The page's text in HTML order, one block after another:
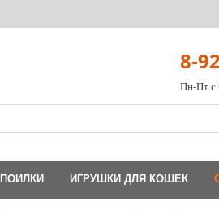
8-
Пн-Пт с
ПОИЛКИ ИГРУШКИ ДЛЯ КОШЕК